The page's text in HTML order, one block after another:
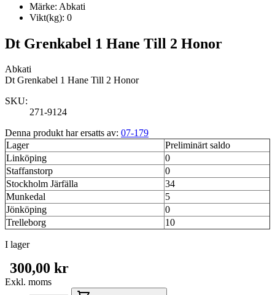
Märke: Abkati
Vikt(kg): 0
Dt Grenkabel 1 Hane Till 2 Honor
Abkati
Dt Grenkabel 1 Hane Till 2 Honor
SKU:
271-9124
Denna produkt har ersatts av: 07-179
Lager
Preliminärt saldo
Linköping
0
Staffanstorp
0
Stockholm Järfälla
34
Munkedal
5
Jönköping
0
Trelleborg
10
I lager
300,00 kr
Exkl. moms